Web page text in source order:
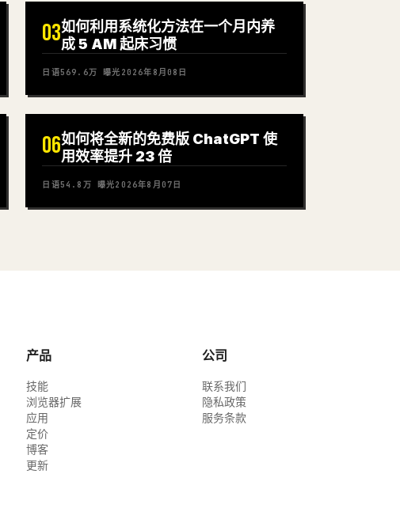
03如何利用系统化方法在一个月内养
成 5 AM 起床习惯
日语569.6万 曝光 2026年8月08日
06如何将全新的免费版 ChatGPT 使
用效率提升 23 倍
日语54.8万 曝光2026年8月07日
产品
技能
浏览器扩展
应用
定价
博客
更新
公司
联系我们
隐私政策
服务条款